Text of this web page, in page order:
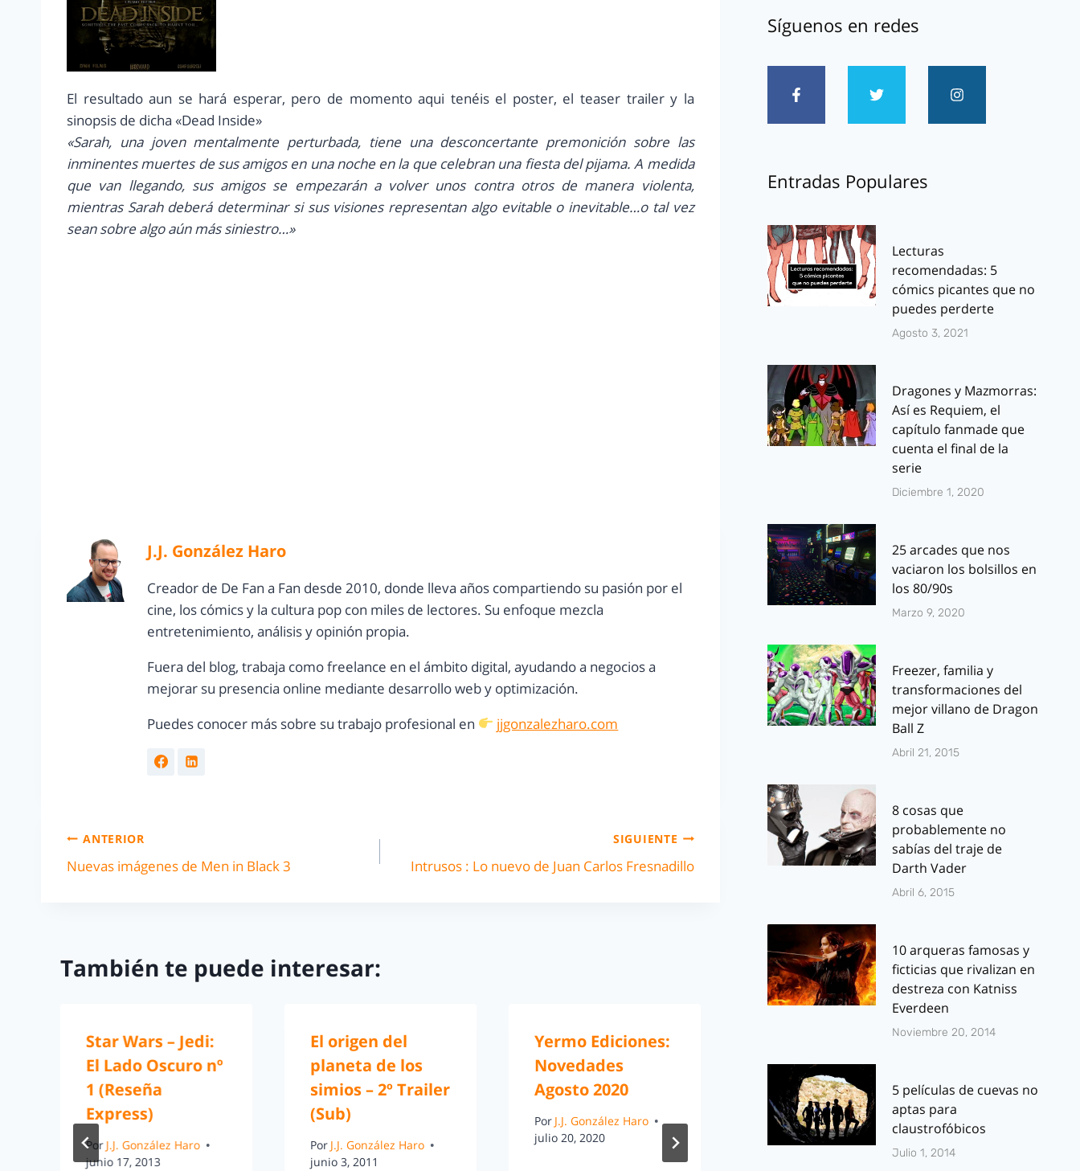
El resultado aun se hará esperar, pero de momento aqui tenéis el poster, el teaser trailer y la
sinopsis de dicha «Dead Inside»
«Sarah, una joven mentalmente perturbada, tiene una desconcertante premonición sobre las
inminentes muertes de sus amigos en una noche en la que celebran una fiesta del pijama. A medida
que van llegando, sus amigos se empezarán a volver unos contra otros de manera violenta,
mientras Sarah deberá determinar si sus visiones representan algo evitable o inevitable…o tal vez
sean sobre algo aún más siniestro…»
J.J. González Haro
Creador de De Fan a Fan desde 2010, donde lleva años compartiendo su pasión por el
cine, los cómics y la cultura pop con miles de lectores. Su enfoque mezcla
entretenimiento, análisis y opinión propia.
Fuera del blog, trabaja como freelance en el ámbito digital, ayudando a negocios a
mejorar su presencia online mediante desarrollo web y optimización.
Puedes conocer más sobre su trabajo profesional en
jjgonzalezharo.com
ANTERIOR
Nuevas imágenes de Men in Black 3
SIGUIENTE
Intrusos : Lo nuevo de Juan Carlos Fresnadillo
También te puede interesar:
Star Wars – Jedi:
El Lado Oscuro nº
1 (Reseña
Express)
PorJ.J. González Haro
junio 17, 2013
El origen del
planeta de los
simios – 2º Trailer
(Sub)
Por J.J. González Haro
junio 3, 2011
Yermo Ediciones:
Novedades
Agosto 2020
Por J.J. González Haro
julio 20, 2020
Bikinis /
bañadores
inspirados en
Batman,
The
capítulos 1
noviembre 12,
Síguenos en redes
Entradas Populares
Lecturas
recomendadas: 5
cómics picantes que no
puedes perderte
Agosto 3, 2021
Dragones y Mazmorras:
Así es Requiem, el
capítulo fanmade que
cuenta el final de la
serie
Diciembre 1, 2020
25 arcades que nos
vaciaron los bolsillos en
los 80/90s
Marzo 9, 2020
Freezer, familia y
transformaciones del
mejor villano de Dragon
Ball Z
Abril 21, 2015
8 cosas que
probablemente no
sabías del traje de
Darth Vader
Abril 6, 2015
10 arqueras famosas y
ficticias que rivalizan en
destreza con Katniss
Everdeen
Noviembre 20, 2014
5 películas de cuevas no
aptas para
claustrofóbicos
Julio 1, 2014